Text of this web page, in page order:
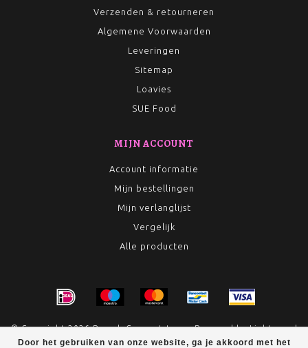
Door het gebruiken van onze website, ga je akkoord met het
Verzenden & retourneren
Algemene Voorwaarden
Leveringen
Sitemap
Loavies
SUE Food
MIJN ACCOUNT
Account informatie
Mijn bestellingen
Mijn verlanglijst
Vergelijk
Alle producten
© Copyright 2026 Rumah Conceptstore - Powered byLightspeed
- Theme by Dyvelopment